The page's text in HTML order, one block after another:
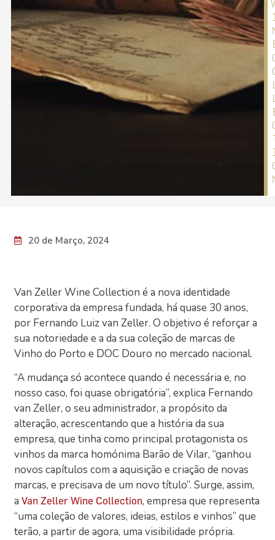
20 de Março, 2024
Van Zeller Wine Collection é a nova identidade
corporativa da empresa fundada, há quase 30 anos,
por Fernando Luiz van Zeller. O objetivo é reforçar a
sua notoriedade e a da sua coleção de marcas de
Vinho do Porto e DOC Douro no mercado nacional.
“A mudança só acontece quando é necessária e, no
nosso caso, foi quase obrigatória”, explica Fernando
van Zeller, o seu administrador, a propósito da
alteração, acrescentando que a história da sua
empresa, que tinha como principal protagonista os
vinhos da marca homónima Barão de Vilar, “ganhou
novos capítulos com a aquisição e criação de novas
marcas, e precisava de um novo título”. Surge, assim,
aVan Zeller Wine Collection, empresa que representa
“uma coleção de valores, ideias, estilos e vinhos” que
terão, a partir de agora, uma visibilidade própria.